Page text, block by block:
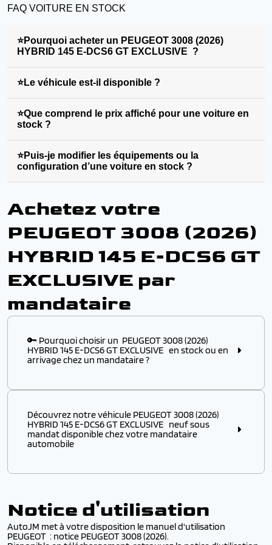
FAQ VOITURE EN STOCK
⭐Pourquoi acheter un PEUGEOT 3008 (2026)
HYBRID 145 E-DCS6 GT EXCLUSIVE ?
⭐Le véhicule est-il disponible ?
⭐Que comprend le prix affiché pour une voiture en
stock ?
⭐Puis-je modifier les équipements ou la
configuration d’une voiture en stock ?
Achetez votre
PEUGEOT 3008 (2026)
HYBRID 145 E-DCS6 GT
EXCLUSIVE par
mandataire
🔑 Pourquoi choisir un PEUGEOT 3008 (2026)
HYBRID 145 E-DCS6 GT EXCLUSIVE en stock ou en
arrivage chez un mandataire ?
Choisir ce modèleen stockouen arrivagechez un
✔️ D’obtenir unmodèle disponible immédiatement
sans attendre plusieurs mois de délai usine
distributeurs européens
en main simplifiée
✔️ D’accéder à des
PEUGEOT récentsavec options et
finitions populaires
Découvrez notre véhicule PEUGEOT 3008 (2026)
HYBRID 145 E-DCS6 GT EXCLUSIVE neuf sous
mandat disponible chez votre mandataire
automobile
Découvrez notre véhicule PEUGEOT 3008 (2026)
Profitez deprix remisés sur votre PEUGEOTpar
rapport au tarif catalogue constructeur, tout en
bénéficiant de lagarantie constructeuret d’un
service delivraison rapidepartout en France.
Notice d'utilisation
AutoJM met à votre disposition le manuel d'utilisation
PEUGEOT : notice PEUGEOT 3008 (2026).